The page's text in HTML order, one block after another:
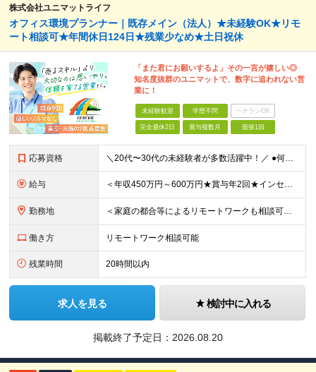
株式会社ユニマットライフ
オフィス環境プランナー｜既存メイン（法人）★未経験OK★リモ
ート相談可★年間休日124日★残業少なめ★土日祝休
「また君にお願いするよ」その一言が嬉しい◎
知名度抜群のユニマットで、数字に追われない営
業に！
未経験歓迎 学歴不問 ベテランOK
完全週休2日 賞与複数月 面接1回
応募資格 ＼20代〜30代の未経験者が多数活躍中！／ ●何らかの社会人経験をお持ちの方（年数不問） ●学歴不問 ●大阪拠点については要第一種普通自動車免許 ～こんな方にピッタリ～ ・人と話すこと、喜ばれること
給与 ＜年収450万円～600万円★賞与年2回★インセンティブ制度あり＞ 【東京勤務の場合】 月給28万3,000円～29万円＋インセンティブ＋別途残業手当支給 【大阪の場合】 月給27万5,000円～2
勤務地 ＜家庭の都合等によるリモートワークも相談可★転勤なし、直行直帰もOK＞ 【勤務先】 ※東京・大阪の2拠点で募集 ※各拠点での募集となります ※配属先は希望を考慮いたします ■東京 東京都立川市高松
働き方 リモートワーク相談可能
残業時間 20時間以内
求人を見る 検討中に入れる
掲載終了予定日： 2026.08.20